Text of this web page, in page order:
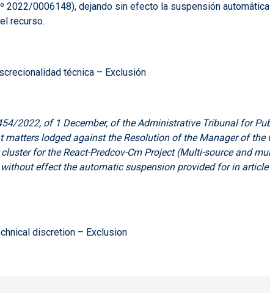
0006148), dejando sin efecto la suspensión
recurso.
técnica – Exclusión
2022, of 1 December, of the Administrative Tribunal for
lodged against the Resolution of the Manager of the
for the React-Predcov-Cm Project (Multi-source and
effect the automatic suspension provided for in article
discretion – Exclusion